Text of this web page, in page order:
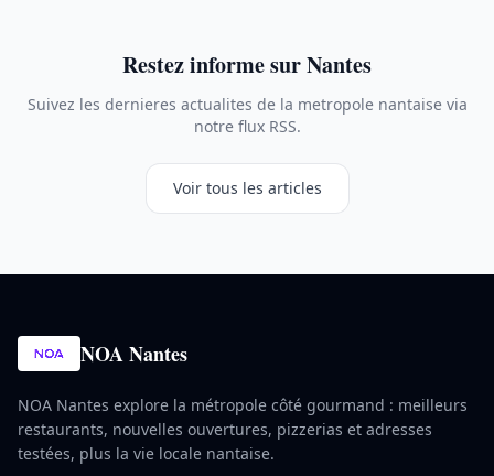
Restez informe sur Nantes
Suivez les dernieres actualites de la metropole nantaise via
notre flux RSS.
Voir tous les articles
NOA Nantes
NOA Nantes explore la métropole côté gourmand : meilleurs
restaurants, nouvelles ouvertures, pizzerias et adresses
testées, plus la vie locale nantaise.